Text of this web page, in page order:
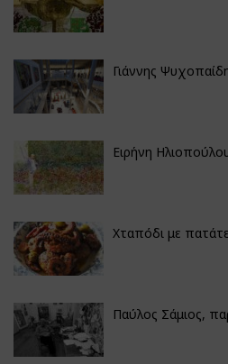
Γιάννης
Ειρήνη
Χταπόδι με
Παύλος Σάμιος,